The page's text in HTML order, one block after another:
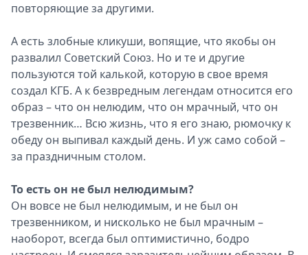
повторяющие за другими.
А есть злобные кликуши, вопящие, что якобы он
развалил Советский Союз. Но и те и другие
пользуются той калькой, которую в свое время
создал КГБ. А к безвредным легендам относится его
образ – что он нелюдим, что он мрачный, что он
трезвенник… Всю жизнь, что я его знаю, рюмочку к
обеду он выпивал каждый день. И уж само собой –
за праздничным столом.
То есть он не был нелюдимым?
Он вовсе не был нелюдимым, и не был он
трезвенником, и нисколько не был мрачным –
наоборот, всегда был оптимистично, бодро